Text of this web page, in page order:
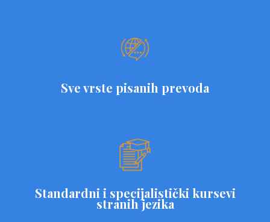
Sve vrste pisanih prevoda
Standardni i specijalistički kursevi
stranih jezika